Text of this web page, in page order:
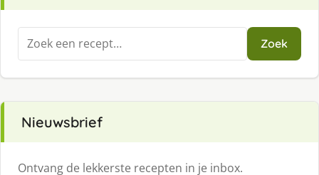
Zoeken
naar:
Zoek
Nieuwsbrief
Ontvang de lekkerste recepten in je inbox.